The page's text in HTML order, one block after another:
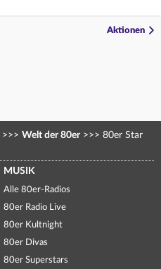
Aktionen
>>> Welt der 80er >>> 80er Star
MUSIK
Alle 80er-Radios
80er Radio Live
80er Kultnight
80er Divas
80er Superstars